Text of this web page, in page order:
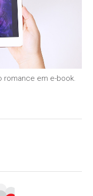
romance em e-book.